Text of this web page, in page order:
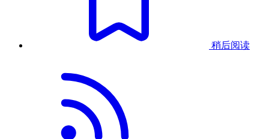
稍后阅读